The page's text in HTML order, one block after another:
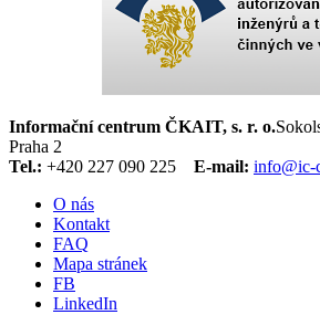
Informační centrum ČKAIT, s. r. o.
Praha 2
Tel.: +420 227 090 225 E-mail: info@ic-
O nás
Kontakt
FAQ
Mapa stránek
FB
LinkedIn